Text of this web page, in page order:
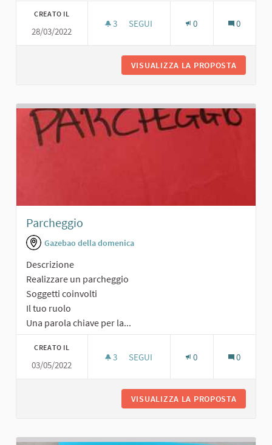
CREATO IL
28/03/2022
3 3 SOSTENITORI
SEGUI 0 0
VISUALIZZA LA PROPOSTA
Parcheggio
Gazebao della domenica
Descrizione
Realizzare un parcheggio
Soggetti coinvolti
Il tuo ruolo
Una parola chiave per la...
CREATO IL
03/05/2022
3 3 SOSTENITORI
SEGUI 0 0
VISUALIZZA LA PROPOSTA